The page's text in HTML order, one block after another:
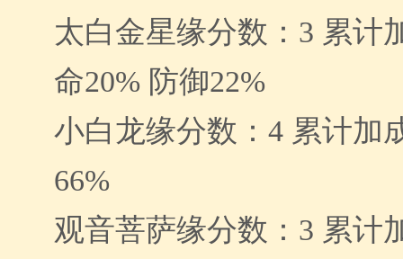
太白金星缘分数：3 累计
命20% 防御22%
小白龙缘分数：4 累计加
66%
观音菩萨缘分数：3 累计